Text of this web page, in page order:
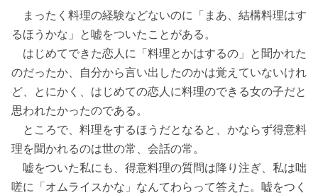
まったく料理の経験などないのに「まあ、結構料理はす
るほうかな」と嘘をついたことがある。
はじめてできた恋人に「料理とかはするの」と聞かれた
のだったか、自分から言い出したのかは覚えていないけれ
ど、とにかく、はじめての恋人に料理のできる女の子だと
思われたかったのである。
ところで、料理をするほうだとなると、かならず得意料
理を聞かれるのは世の常、会話の常。
嘘をついた私にも、得意料理の質問は降り注ぎ、私は咄
嗟に「オムライスかな」なんてわらって答えた。嘘をつく